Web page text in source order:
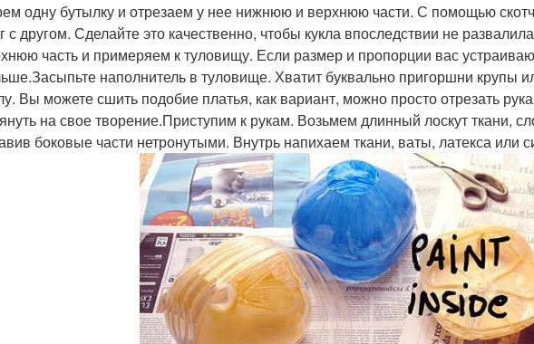
одну бутылку и отрезаем у нее нижнюю и верхнюю части. С помощью
с другом. Сделайте это качественно, чтобы кукла впоследствии не
часть и примеряем к туловищу. Если размер и пропорции вас
наполнитель в туловище. Хватит буквально пригоршни крупы
Вы можете сшить подобие платья, как вариант, можно просто отрезать
на свое творение.Приступим к рукам. Возьмем длинный лоскут ткани,
боковые части нетронутыми. Внутрь напихаем ткани, ваты, латекса или